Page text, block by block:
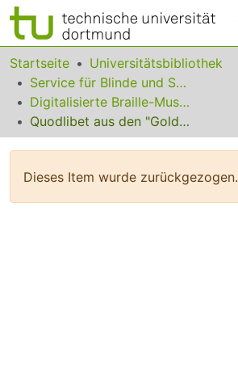
Bereiche & Sammlungen
Das gesamte Repositorium
Statistiken
Startseite
Universitätsbibliothek
Service für Blinde und Sehbehinderte
Digitalisierte Braille-Musik-Matrizen des VzfB
Quodlibet aus den "Goldberg-Variationen"
Dieses Item wurde zurückgezogen.